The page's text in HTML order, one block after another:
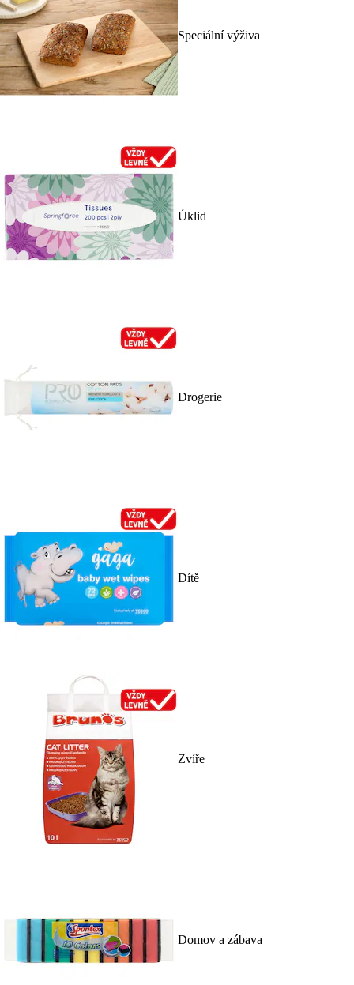
Speciální výživa
Úklid
Drogerie
Dítě
Zvíře
Domov a zábava